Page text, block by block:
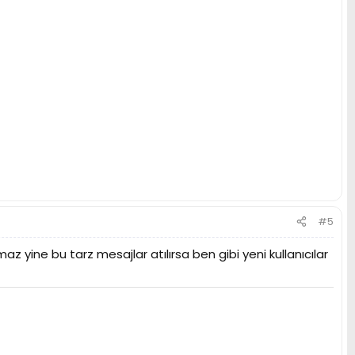
#5
yine bu tarz mesajlar atılırsa ben gibi yeni kullanıcılar